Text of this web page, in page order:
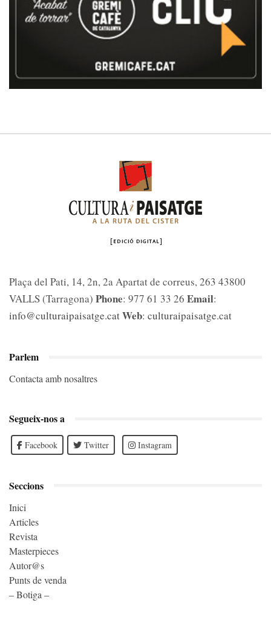
Plaça del Pati, 14, 2n, 2a Apartat de correus, 263 43800
VALLS (Tarragona) Phone: 977 61 33 26 Email:
info@culturaipaisatge.catWeb: culturaipaisatge.cat
Parlem
Contacta amb nosaltres
Segueix-nos a
Facebook Twitter Instagram
Seccions
Inici
Articles
Revista
Masterpieces
Autor@s
Punts de venda
– Botiga –